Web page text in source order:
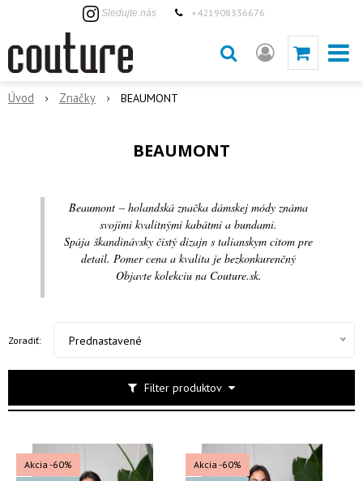
Sledujte nás +421908336676
Úvod Značky BEAUMONT
BEAUMONT
Beaumont – holandská značka dámskej módy známa
svojimi kvalitnými kabátmi a bundami.
Spája škandinávsky čistý dizajn s talianskym citom pre
detail. Pomer cena a kvalita je bezkonkurenčný
Objavte kolekciu na Couture.sk.
Filter produktov
Zoradiť: Prednastavené
Akcia -60%
Akcia -60%